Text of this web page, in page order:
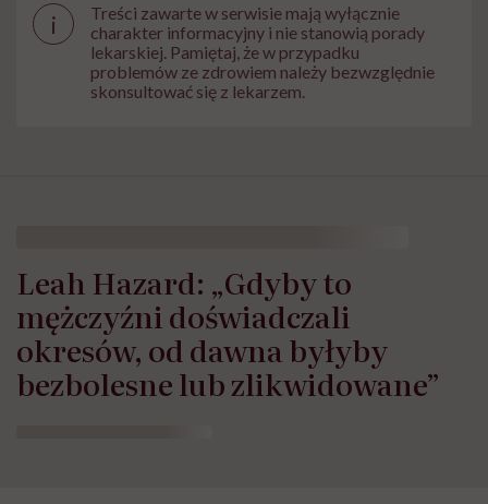
i
Treści zawarte w serwisie mają wyłącznie
charakter informacyjny i nie stanowią porady
lekarskiej. Pamiętaj, że w przypadku
problemów ze zdrowiem należy bezwzględnie
skonsultować się z lekarzem.
Leah Hazard: „Gdyby to
mężczyźni doświadczali
okresów, od dawna byłyby
bezbolesne lub zlikwidowane”